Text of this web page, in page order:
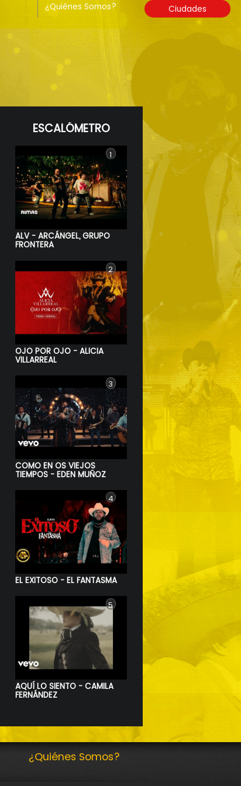
¿Quiénes Somos? Ciudades
ESCALÓMETRO
ALV - ARCÁNGEL, GRUPO
FRONTERA
1
OJO POR OJO - ALICIA
VILLARREAL
2
COMO EN OS VIEJOS
TIEMPOS - EDEN MUÑOZ
3
EL EXITOSO - EL FANTASMA
4
AQUÍ LO SIENTO - CAMILA
FERNÁNDEZ
5
¿Quiénes Somos?